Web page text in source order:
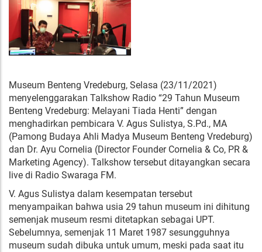
Museum Benteng Vredeburg, Selasa (23/11/2021)
menyelenggarakan Talkshow Radio “29 Tahun Museum
Benteng Vredeburg: Melayani Tiada Henti” dengan
menghadirkan pembicara V. Agus Sulistya, S.Pd., MA
(Pamong Budaya Ahli Madya Museum Benteng Vredeburg)
dan Dr. Ayu Cornelia (Director Founder Cornelia & Co, PR &
Marketing Agency). Talkshow tersebut ditayangkan secara
live di Radio Swaraga FM.
V. Agus Sulistya dalam kesempatan tersebut
menyampaikan bahwa usia 29 tahun museum ini dihitung
semenjak museum resmi ditetapkan sebagai UPT.
Sebelumnya, semenjak 11 Maret 1987 sesungguhnya
museum sudah dibuka untuk umum, meski pada saat itu